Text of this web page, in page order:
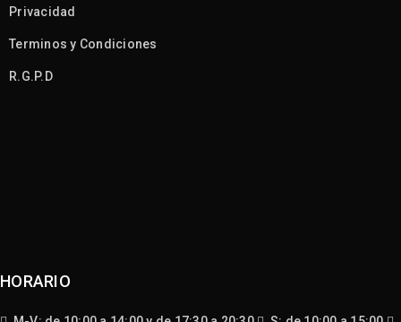
Privacidad
Terminos y Condiciones
R.G.P.D
HORARIO